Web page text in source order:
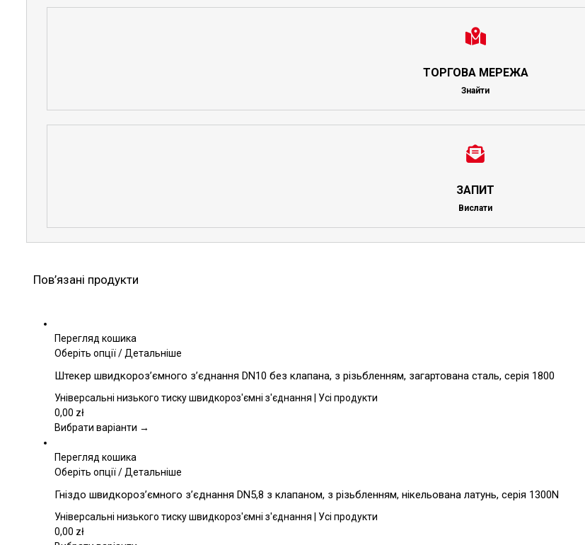
ТОРГОВА МЕРЕЖА
Знайти
ЗАПИТ
Вислати
Пов’язані продукти
Перегляд кошика
Оберіть опції Цей
має
кілька
Параметри
вибрати
на
товару
/Детальніше
Штекер швидкороз’ємного з’єднання DN10 без клапана, з різьбленням, загартована сталь, серія 1800
Універсальні низького тиску швидкороз'ємні з'єднання | Усі продукти
0,00 zł
Вибрати варіанти →
Перегляд кошика
Оберіть опції Цей
має
кілька
/Детальніше
Гніздо швидкороз’ємного з’єднання DN5,8 з клапаном, з різьбленням, нікельована латунь, серія 1300N
Універсальні низького тиску швидкороз'ємні з'єднання | Усі продукти
0,00 zł